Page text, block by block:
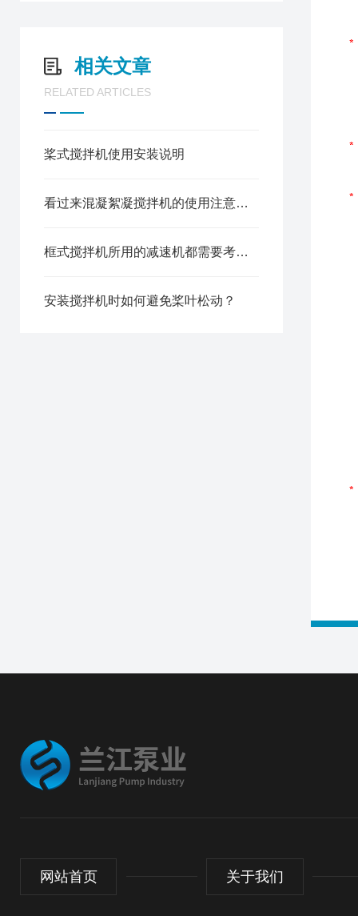
相关文章
RELATED ARTICLES
桨式搅拌机使用安装说明
看过来混凝絮凝搅拌机的使用注意事项分享
框式搅拌机所用的减速机都需要考虑哪些因素？
安装搅拌机时如何避免桨叶松动？
网站首页 关于我们